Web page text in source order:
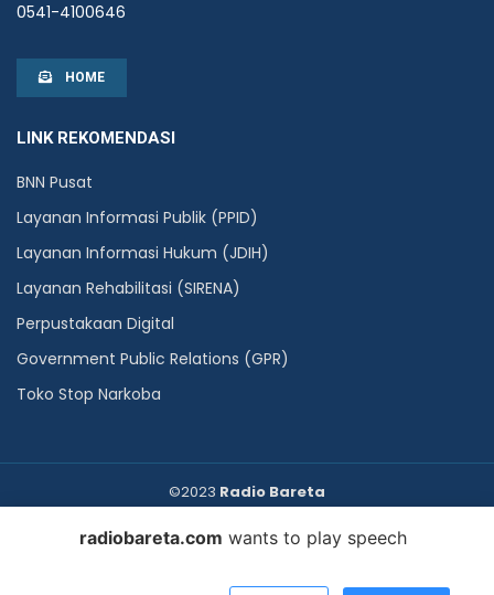
0541-4100646
HOME
LINK REKOMENDASI
BNN Pusat
Layanan Informasi Publik (PPID)
Layanan Informasi Hukum (JDIH)
Layanan Rehabilitasi (SIRENA)
Perpustakaan Digital
Government Public Relations (GPR)
Toko Stop Narkoba
©2023 Radio Bareta
radiobareta.com wants to play speech